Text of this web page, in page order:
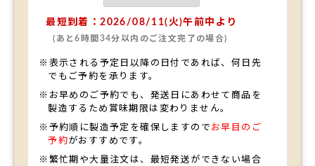
最短到着：2026/08/11(火)午前中より
(あと6時間34分以内のご注文完了の場合)
※表示される予定日以降の日付であれば、何日先
でもご予約を承ります。
※お早めのご予約でも、発送日にあわせて商品を
製造するため賞味期限は変わりません。
※予約順に製造予定を確保しますので お早目のご
予約がおすすめです。
※繁忙期や大量注文は、最短発送ができない場合